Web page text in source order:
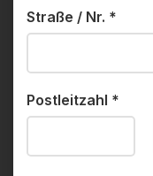
Straße / Nr. *
Postleitzahl *